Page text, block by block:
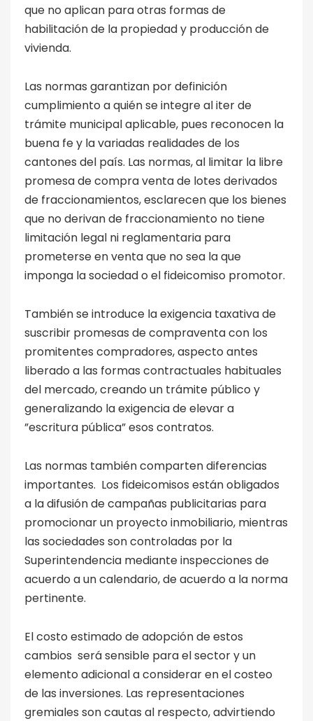
que no aplican para otras formas de
habilitación de la propiedad y producción de
vivienda.
Las normas garantizan por definición
cumplimiento a quién se integre al iter de
trámite municipal aplicable, pues reconocen la
buena fe y la variadas realidades de los
cantones del país. Las normas, al limitar la libre
promesa de compra venta de lotes derivados
de fraccionamientos, esclarecen que los bienes
que no derivan de fraccionamiento no tiene
limitación legal ni reglamentaria para
prometerse en venta que no sea la que
imponga la sociedad o el fideicomiso promotor.
También se introduce la exigencia taxativa de
suscribir promesas de compraventa con los
promitentes compradores, aspecto antes
liberado a las formas contractuales habituales
del mercado, creando un trámite público y
generalizando la exigencia de elevar a
”escritura pública” esos contratos.
Las normas también comparten diferencias
importantes. Los fideicomisos están obligados
a la difusión de campañas publicitarias para
promocionar un proyecto inmobiliario, mientras
las sociedades son controladas por la
Superintendencia mediante inspecciones de
acuerdo a un calendario, de acuerdo a la norma
pertinente.
El costo estimado de adopción de estos
cambios será sensible para el sector y un
elemento adicional a considerar en el costeo
de las inversiones. Las representaciones
gremiales son cautas al respecto, advirtiendo